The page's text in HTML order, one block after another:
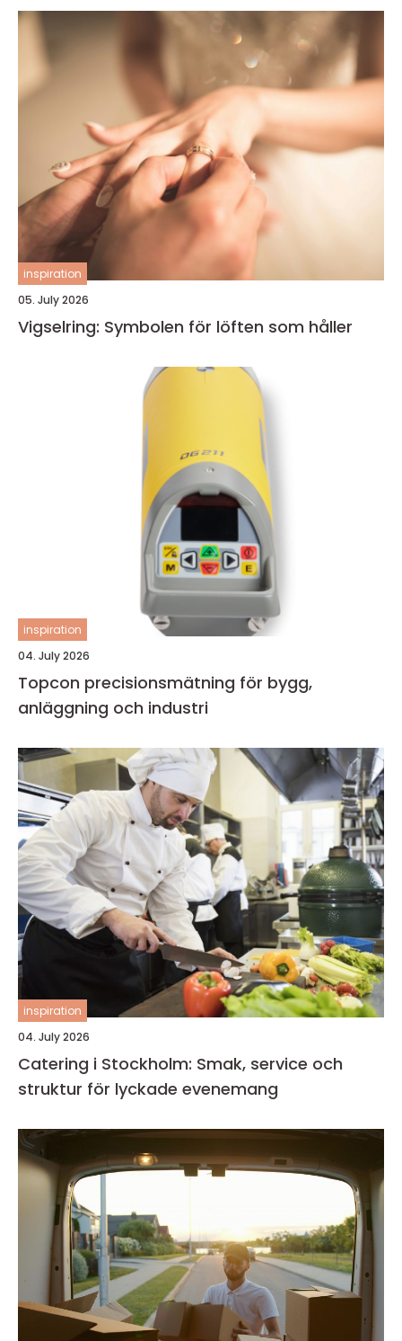
inspiration
05. July 2026
Vigselring: Symbolen för löften som håller
inspiration
04. July 2026
Topcon precisionsmätning för bygg,
anläggning och industri
inspiration
04. July 2026
Catering i Stockholm: Smak, service och
struktur för lyckade evenemang